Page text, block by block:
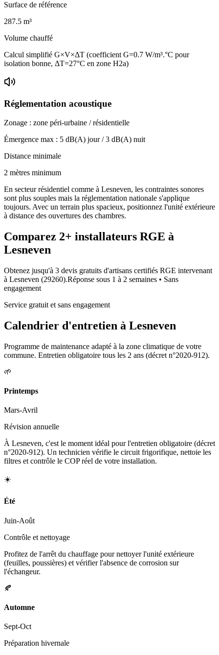
Surface de référence
287.5 m³
Volume chauffé
Calcul simplifié G×V×ΔT (coefficient G=0.7 W/m³.°C pour
isolation bonne, ΔT=27°C en zone H2a)
Réglementation acoustique
Zonage : zone péri-urbaine / résidentielle
Émergence max : 5 dB(A) jour /3 dB(A) nuit
Distance minimale
2 mètres minimum
En secteur résidentiel comme à Lesneven, les contraintes sonores
sont plus souples mais la réglementation nationale s'applique
toujours. Avec un terrain plus spacieux, positionnez l'unité extérieure
à distance des ouvertures des chambres.
Comparez 2+ installateurs RGE à
Lesneven
Obtenez jusqu'à 3 devis gratuits d'artisans certifiés RGE intervenant
à Lesneven (29260).Réponse sous 1 à 2 semaines • Sans
engagement
Service gratuit et sans engagement
Calendrier d'entretien à Lesneven
Programme de maintenance adapté à la zone climatique de votre
commune. Entretien obligatoire tous les 2 ans (décret n°2020-912).
🌱
Printemps
Mars-Avril
Révision annuelle
À Lesneven, c'est le moment idéal pour l'entretien obligatoire (décret
n°2020-912). Un technicien vérifie le circuit frigorifique, nettoie les
filtres et contrôle le COP réel de votre installation.
☀️
Été
Juin-Août
Contrôle et nettoyage
Profitez de l'arrêt du chauffage pour nettoyer l'unité extérieure
(feuilles, poussières) et vérifier l'absence de corrosion sur
l'échangeur.
🍂
Automne
Sept-Oct
Préparation hivernale